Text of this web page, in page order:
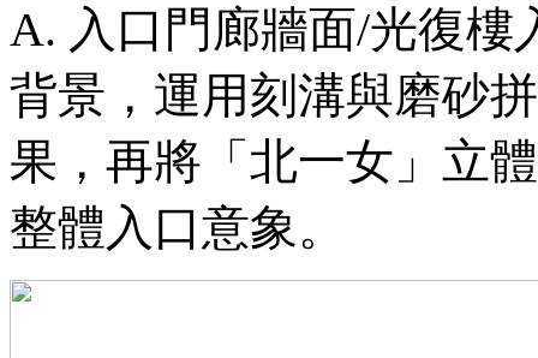
A. 入口門廊牆面/光復
背景，運用刻溝與磨砂
果，再將「北一女」立
整體入口意象。